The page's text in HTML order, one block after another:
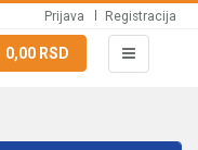
Prijava Registracija
0,00 RSD